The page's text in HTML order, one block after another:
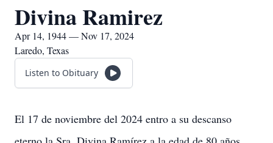
Divina Ramirez
Apr 14, 1944 — Nov 17, 2024
Laredo, Texas
Listen to Obituary
El 17 de noviembre del 2024 entro a su descanso